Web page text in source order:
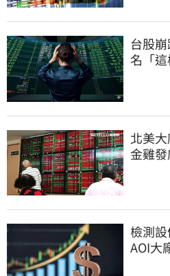
台股
名「
北美
金雞
檢測
AOI大